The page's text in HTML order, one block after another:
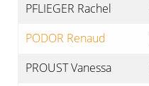
PFLIEGER Rachel
PODOR Renaud
PROUST Vanessa